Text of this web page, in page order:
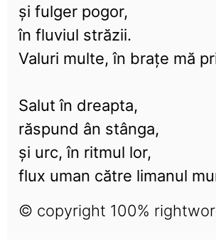
și fulger pogor,
în fluviul străzii.
Valuri multe, în brațe mă
Salut în dreapta,
răspund ân stânga,
și urc, în ritmul lor,
flux uman către limanul
© copyright 100%